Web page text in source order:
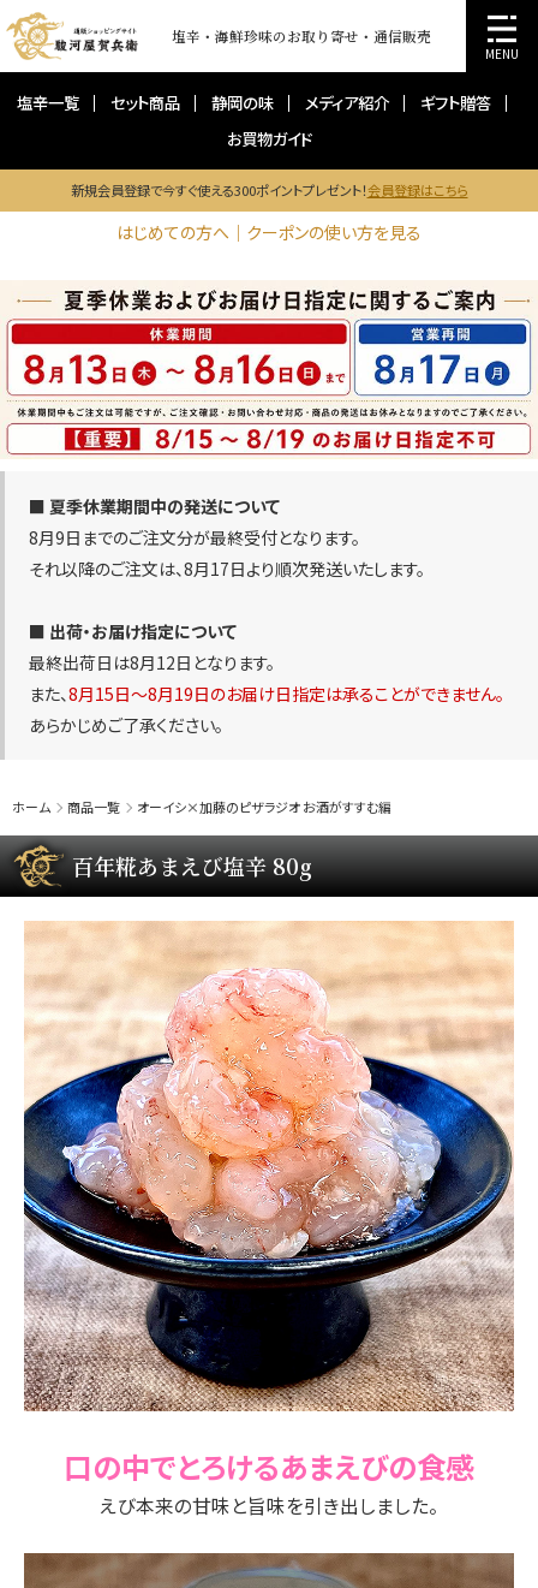
塩辛・海鮮珍味のお取り寄せ・通信販売
塩辛一覧 セット商品 静岡の味 メディア紹介
ギフト贈答
お買物ガイド
新規会員登録で今すぐ使える300ポイントプレゼント！会員登録はこちら
はじめての方へ｜クーポンの使い方を見る
■ 夏季休業期間中の発送について
8月9日までのご注文分が最終受付となります。
それ以降のご注文は、8月17日より順次発送いたします。
■ 出荷・お届け指定について
最終出荷日は8月12日となります。
また、8月15日〜8月19日のお届け日指定は承ることができません。
あらかじめご了承ください。
ホーム 商品一覧 オーイシ×加藤のピザラジオ お酒がすすむ編
百年糀あまえび塩辛 80g
口の中でとろけるあまえびの食感
えび本来の甘味と旨味を引き出しました。
MENU